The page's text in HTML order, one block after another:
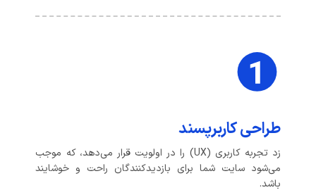
طراحی کاربرپسند
زد تجربه کاربری (UX) را در اولویت قرار می‌دهد، که موجب
می‌شود سایت شما برای بازدیدکنندگان راحت و خوشایند
باشد.